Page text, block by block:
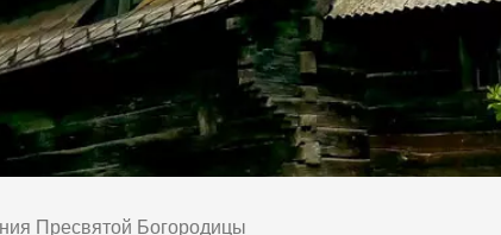
Пресвятой Богородицы